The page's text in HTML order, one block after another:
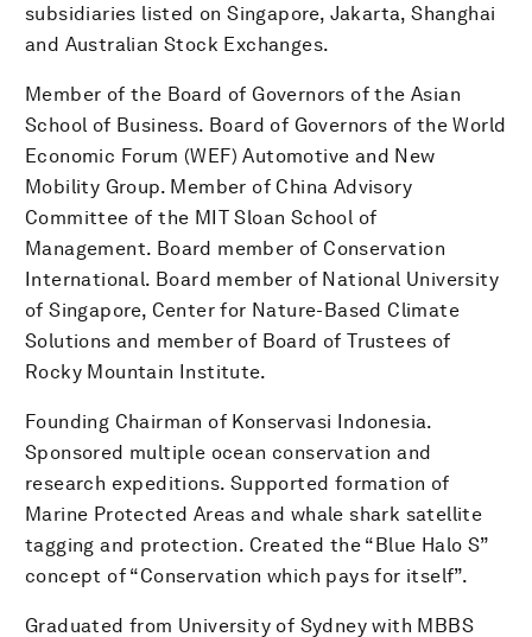
subsidiaries listed on Singapore, Jakarta, Shanghai
and Australian Stock Exchanges.
Member of the Board of Governors of the Asian
School of Business. Board of Governors of the World
Economic Forum (WEF) Automotive and New
Mobility Group. Member of China Advisory
Committee of the MIT Sloan School of
Management. Board member of Conservation
International. Board member of National University
of Singapore, Center for Nature-Based Climate
Solutions and member of Board of Trustees of
Rocky Mountain Institute.
Founding Chairman of Konservasi Indonesia.
Sponsored multiple ocean conservation and
research expeditions. Supported formation of
Marine Protected Areas and whale shark satellite
tagging and protection. Created the “Blue Halo S”
concept of “Conservation which pays for itself”.
Graduated from University of Sydney with MBBS